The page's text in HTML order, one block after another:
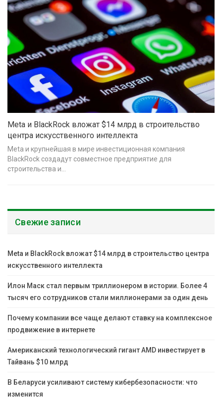
Meta и BlackRock вложат $14 млрд в строительство
центра искусственного интеллекта
Meta и крупнейшая в мире инвестиционная компания
BlackRock создадут совместное предприятие для
строительства и…
Свежие записи
Meta и BlackRock вложат $14 млрд в строительство центра
искусственного интеллекта
Илон Маск стал первым триллионером в истории. Более 4
тысяч его сотрудников стали миллионерами за один день
Почему компании все чаще делают ставку на комплексное
продвижение в интернете
Американский технологический гигант AMD инвестирует в
Тайвань $10 млрд
В Беларуси усиливают систему кибербезопасности: что
изменится